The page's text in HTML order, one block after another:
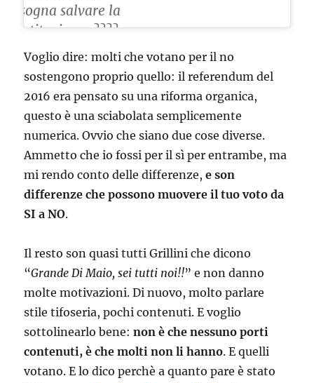
bisogna salvare la
Costituzione. ????
#IoVotosì
Voglio dire: molti che votano per il no
sostengono proprio quello: il referendum del
2016 era pensato su una riforma organica,
questo è una sciabolata semplicemente
numerica. Ovvio che siano due cose diverse.
Ammetto che io fossi per il sì per entrambe, ma
mi rendo conto delle differenze,e son
differenze che possono muovere il tuo voto da
SI a NO.
Il resto son quasi tutti Grillini che dicono
“Grande Di Maio, sei tutti noi!!” e non danno
molte motivazioni. Di nuovo, molto parlare
stile tifoseria, pochi contenuti. E voglio
sottolinearlo bene:non è che nessuno porti
contenuti, è che molti non li hanno. E quelli
votano. E lo dico perchè a quanto pare è stato